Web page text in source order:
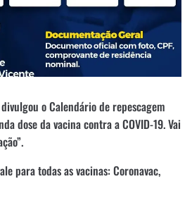
o Calendário de repescagem
dose da vacina contra a COVID-19. Vai
para todas as vacinas: Coronavac,